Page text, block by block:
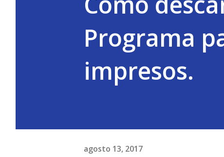
Programa
impresos.
agosto 13, 2017